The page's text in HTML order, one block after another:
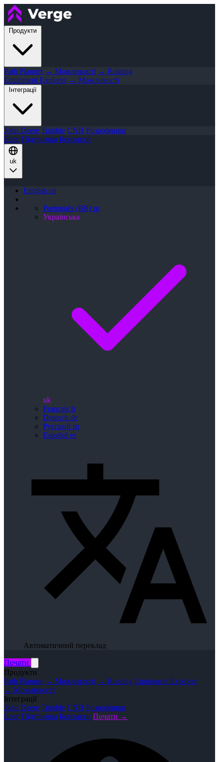
Продукти
Path Planner → Можливості → Routing
Equipment Explorer → Можливості
Інтеграції
John Deere Trimble CNH Розробники
Блог Підтримка Контакти
uk
English en
Português (BR) pt
Українська
uk
Français fr
Deutsch de
Русский ru
Español es
Автоматичний переклад
Почати
Продукти
Path Planner → Можливості → Routing Equipment Explorer
→ Можливості
Інтеграції
John Deere Trimble CNH Розробники
Блог Підтримка Контакти Почати →